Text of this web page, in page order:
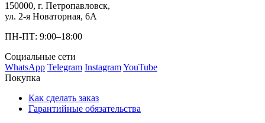
150000, г. Петропавловск,
ул. 2-я Новаторная, 6А
ПН-ПТ: 9:00–18:00
Социальные сети
WhatsApp Telegram InstagramYouTube
Покупка
Как сделать заказ
Гарантийные обязательства